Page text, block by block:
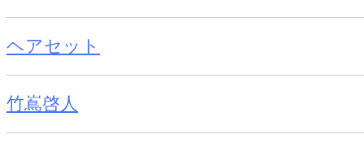
ヘアセット
竹嶌啓人